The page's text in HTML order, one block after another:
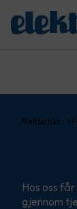
Nettbutikk
Hos oss
gjennom